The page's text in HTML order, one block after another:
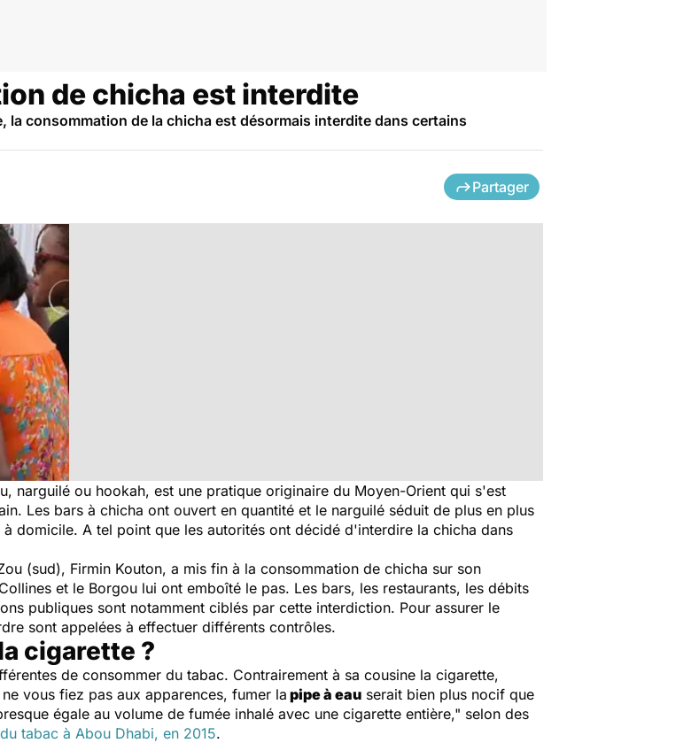
de chicha est interdite
la consommation de la chicha est désormais interdite dans certains
Partager
narguilé ou hookah, est une pratique originaire du Moyen-Orient qui s'est
Les bars à chicha ont ouvert en quantité et le narguilé séduit de plus en plus
domicile. A tel point que les autorités ont décidé d'interdire la chicha dans
(sud), Firmin Kouton, a mis fin à la consommation de chicha sur son
et le Borgou lui ont emboîté le pas. Les bars, les restaurants, les débits
publiques sont notamment ciblés par cette interdiction. Pour assurer le
sont appelées à effectuer différents contrôles.
cigarette ?
de consommer du tabac. Contrairement à sa cousine la cigarette,
vous fiez pas aux apparences, fumer la pipe à eau serait bien plus nocif que
égale au volume de fumée inhalé avec une cigarette entière," selon des
tabac à Abou Dhabi, en 2015.